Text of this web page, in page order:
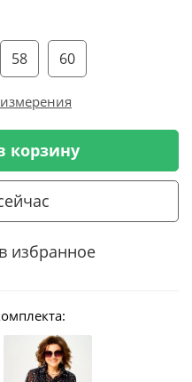
58 60
корзину
избранное